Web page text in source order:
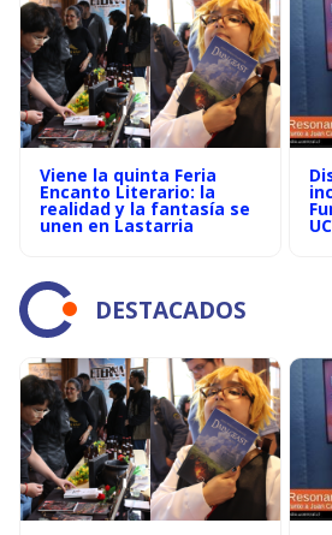
Viene la quinta Feria
Encanto Literario: la
realidad y la fantasía se
unen en Lastarria
DESTACADOS